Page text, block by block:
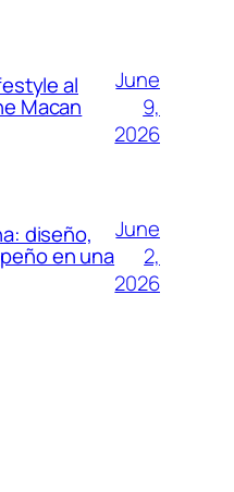
al
Macan
June
9,
2026
diseño,
en una
June
2,
2026